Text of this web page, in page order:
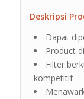
Deskripsi
Dapat
Product
Filter
kompetitif